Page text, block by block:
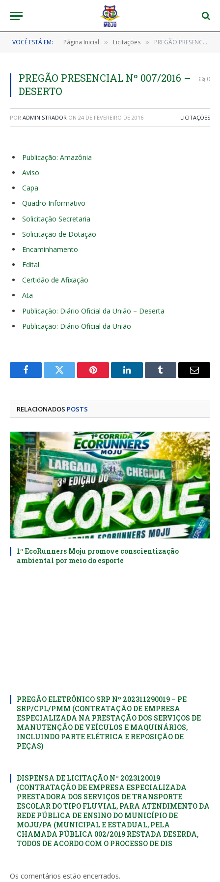
VOCÊ ESTÁ EM: Página Inicial » Licitações » PREGÃO PRESENCIAL Nº 007/2016 – DESERTO
PREGÃO PRESENCIAL Nº 007/2016 –
DESERTO
0
POR ADMINISTRADOR ON 24 DE FEVEREIRO DE 2016 LICITAÇÕES
Publicação: Amazônia
Aviso
Capa
Quadro Informativo
Solicitação Secretaria
Solicitação de Dotação
Encaminhamento
Edital
Certidão de Afixação
Ata
Publicação: Diário Oficial da União – Deserta
Publicação: Diário Oficial da União
FacebookTwitter Pinterest LinkedInTumblr
E-
RELACIONADOS POSTS
1ª EcoRunners Moju promove conscientização
ambiental por meio do esporte
PREGÃO ELETRÔNICO SRP Nº 202311290019 – PE
SRP/CPL/PMM (CONTRATAÇÃO DE EMPRESA
ESPECIALIZADA NA PRESTAÇÃO DOS SERVIÇOS DE
MANUTENÇÃO DE VEÍCULOS E MAQUINÁRIOS,
INCLUINDO PARTE ELÉTRICA E REPOSIÇÃO DE
PEÇAS)
DISPENSA DE LICITAÇÃO Nº 2023120019
(CONTRATAÇÃO DE EMPRESA ESPECIALIZADA
PRESTADORA DOS SERVIÇOS DE TRANSPORTE
ESCOLAR DO TIPO FLUVIAL, PARA ATENDIMENTO DA
REDE PÚBLICA DE ENSINO DO MUNICÍPIO DE
MOJU/PA (MUNICIPAL E ESTADUAL, PELA
CHAMADA PÚBLICA 002/2019 RESTADA DESERDA,
TODOS DE ACORDO COM O PROCESSO DE DIS
Os comentários estão encerrados.